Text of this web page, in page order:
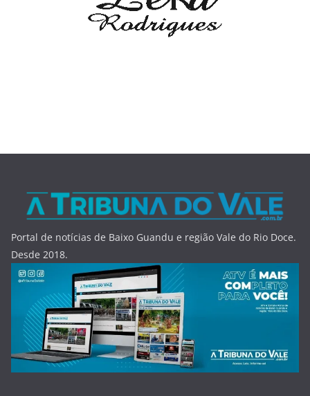
Portal de notícias de Baixo Guandu e região Vale do Rio Doce.
Desde 2018.